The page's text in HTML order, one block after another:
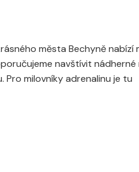
města Bechyně nabízí
navštívit nádherné
milovníky adrenalinu je tu